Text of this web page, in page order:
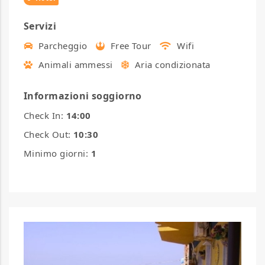
Servizi
Parcheggio Free Tour
Wifi
Animali ammessi
Aria condizionata
Informazioni soggiorno
Check In: 14:00
Check Out: 10:30
Minimo giorni: 1